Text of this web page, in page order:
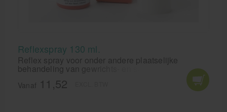
Reflexspray 130 ml.
Reflex spray voor onder andere plaatselijke
behandeling van gewrichts- en spierpijnen.
Reflexspray kunt u bij ons makkelijk online
bestellen of afhalen in de winkel.
Vanaf 11,52